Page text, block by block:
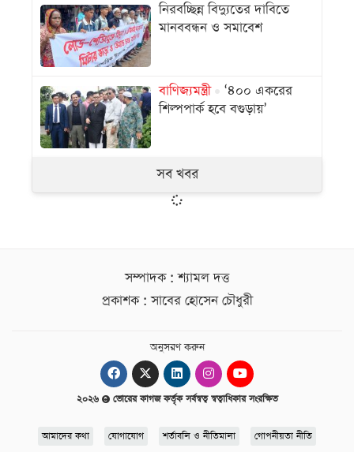
নিরবচ্ছিন্ন বিদ্যুতের দাবিতে
মানববন্ধন ও সমাবেশ
বাণিজ্যমন্ত্রী
‘৪০০ একরের
শিল্পপার্ক হবে বগুড়ায়’
সব খবর
সম্পাদক : শ্যামল দত্ত
প্রকাশক : সাবের হোসেন চৌধুরী
অনুসরণ করুন
২০২৬ ভোরের কাগজ কর্তৃক সর্বস্বত্ব স্বত্বাধিকার সংরক্ষিত
আমাদের কথা যোগাযোগ শর্তাবলি ও নীতিমালা গোপনীয়তা নীতি